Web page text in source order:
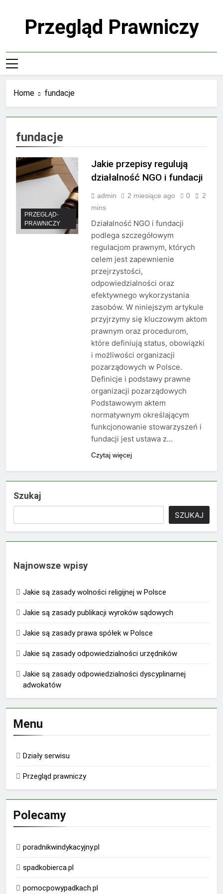
Przegląd Prawniczy
Home fundacje
fundacje
PRZEGLĄD-
PRAWNICZY
Jakie przepisy regulują
działalność NGO i fundacji
admin 2 miesiące ago 0
2
mins
Działalność NGO i fundacji
podlega szczegółowym
regulacjom prawnym, których
celem jest zapewnienie
przejrzystości,
odpowiedzialności oraz
efektywnego wykorzystania
zasobów. W niniejszym artykule
przyjrzymy się kluczowym aktom
prawnym oraz procedurom,
które definiują status, obowiązki
i możliwości organizacji
pozarządowych w Polsce.
Definicje i podstawy prawne
organizacji pozarządowych
Podstawowym aktem
normatywnym określającym
funkcjonowanie stowarzyszeń i
fundacji jest ustawa z…
Czytaj więcej
Szukaj
SZUKAJ
Najnowsze wpisy
Jakie są zasady wolności religijnej w Polsce
Jakie są zasady publikacji wyroków sądowych
Jakie są zasady prawa spółek w Polsce
Jakie są zasady odpowiedzialności urzędników
Jakie są zasady odpowiedzialności dyscyplinarnej
adwokatów
Menu
Działy serwisu
Przegląd prawniczy
Polecamy
poradnikwindykacyjny.pl
spadkobierca.pl
pomocpowypadkach.pl